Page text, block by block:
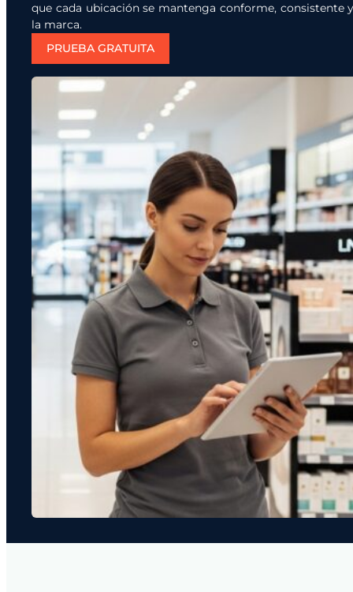
que cada ubicación se mantenga conforme, consistente
la marca.
PRUEBA GRATUITA